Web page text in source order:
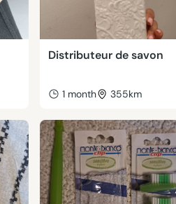
Distributeur de savon
1 month 355km